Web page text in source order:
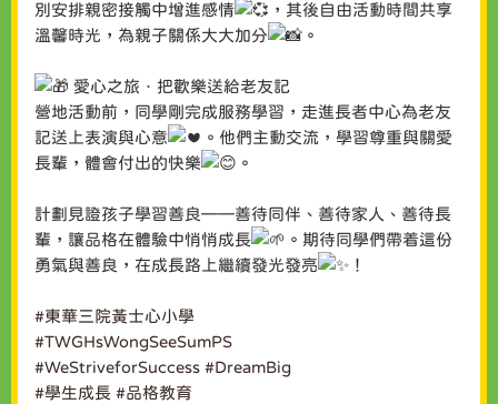
別安排親密接觸中增進感情
，其後自由活動時間共享
溫馨時光，為親子關係大大加分
。
愛心之旅．把歡樂送給老友記
營地活動前，同學剛完成服務學習，走進長者中心為老友
記送上表演與心意
。他們主動交流，學習尊重與關愛
長輩，體會付出的快樂
。
計劃見證孩子學習善良——善待同伴、善待家人、善待長
輩，讓品格在體驗中悄悄成長
。期待同學們帶着這份
勇氣與善良，在成長路上繼續發光發亮
！
#東華三院黃士心小學
#TWGHsWongSeeSumPS
#WeStriveforSuccess #DreamBig
#學生成長 #品格教育